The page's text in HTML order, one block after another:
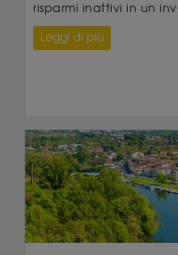
risparmi inattivi in un
Leggi di più